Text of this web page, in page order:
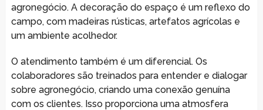
agronegócio. A decoração do espaço é um reflexo do
campo, com madeiras rústicas, artefatos agrícolas e
um ambiente acolhedor.
O atendimento também é um diferencial. Os
colaboradores são treinados para entender e dialogar
sobre agronegócio, criando uma conexão genuína
com os clientes. Isso proporciona uma atmosfera